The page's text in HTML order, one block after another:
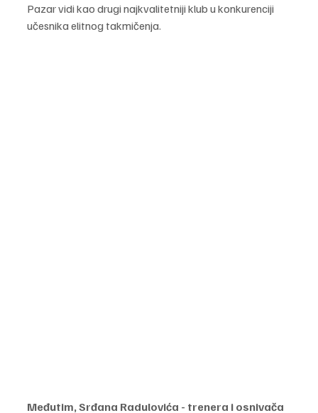
Pazar vidi kao drugi najkvalitetniji klub u konkurenciji
učesnika elitnog takmičenja.
Međutim, Srđana Radulovića - trenera i osnivača